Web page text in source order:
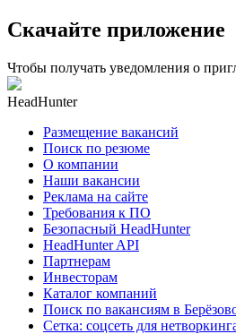
Скачайте приложение
Чтобы получать уведомления о
HeadHunter
Размещение вакансий
Поиск по резюме
О компании
Наши вакансии
Реклама на сайте
Требования к ПО
Безопасный HeadHunter
HeadHunter API
Партнерам
Инвесторам
Каталог компаний
Поиск по вакансиям в
Сетка: соцсеть для